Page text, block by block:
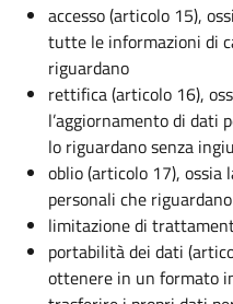
accesso (articolo 15),
tutte le informazioni di
riguardano
rettifica (articolo 16),
l’aggiornamento di dati
lo riguardano senza
oblio (articolo 17), ossia
personali che
limitazione di
portabilità dei dati
ottenere in un formato